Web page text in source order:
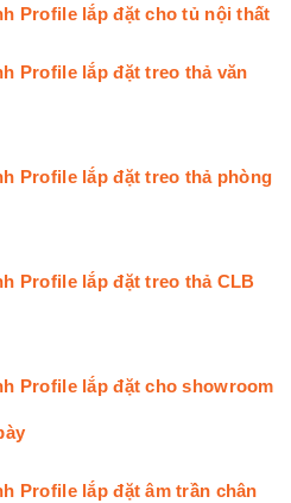
Profile lắp đặt cho tủ nội thất
Profile lắp đặt treo thả văn
Profile lắp đặt treo thả phòng
Profile lắp đặt treo thả CLB
Profile lắp đặt cho showroom
Profile lắp đặt âm trần chân